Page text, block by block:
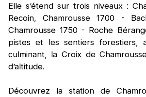
Elle s’étend sur trois niveaux :
Recoin, Chamrousse 1700 -
Chamrousse 1750 - Roche
pistes et les sentiers forestiers,
culminant, la Croix de
d’altitude.
Découvrez la station de